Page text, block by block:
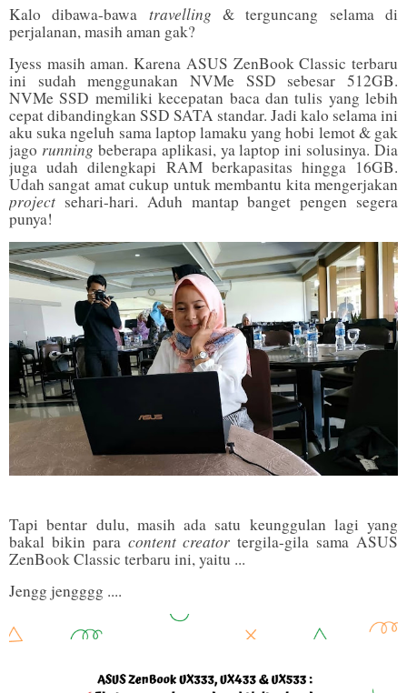
Kalo dibawa-bawa travelling & terguncang selama di
perjalanan, masih aman gak?
Iyess masih aman. Karena ASUS ZenBook Classic terbaru
ini sudah menggunakan NVMe SSD sebesar 512GB.
NVMe SSD memiliki kecepatan baca dan tulis yang lebih
cepat dibandingkan SSD SATA standar. Jadi kalo selama ini
aku suka ngeluh sama laptop lamaku yang hobi lemot & gak
jago running beberapa aplikasi, ya laptop ini solusinya. Dia
juga udah dilengkapi RAM berkapasitas hingga 16GB.
Udah sangat amat cukup untuk membantu kita mengerjakan
project sehari-hari. Aduh mantap banget pengen segera
punya!
Tapi bentar dulu, masih ada satu keunggulan lagi yang
bakal bikin para content creator tergila-gila sama ASUS
ZenBook Classic terbaru ini, yaitu ...
Jengg jengggg ....